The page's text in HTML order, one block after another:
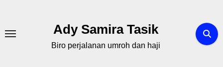
content
Ady Samira Tasik
Biro perjalanan umroh dan haji